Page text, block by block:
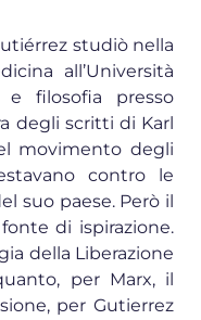
studiò nella
all’Università
e filosofia presso
degli scritti di Karl
movimento degli
contro le
suo paese. Però il
di ispirazione.
della Liberazione
per Marx, il
per Gutierrez